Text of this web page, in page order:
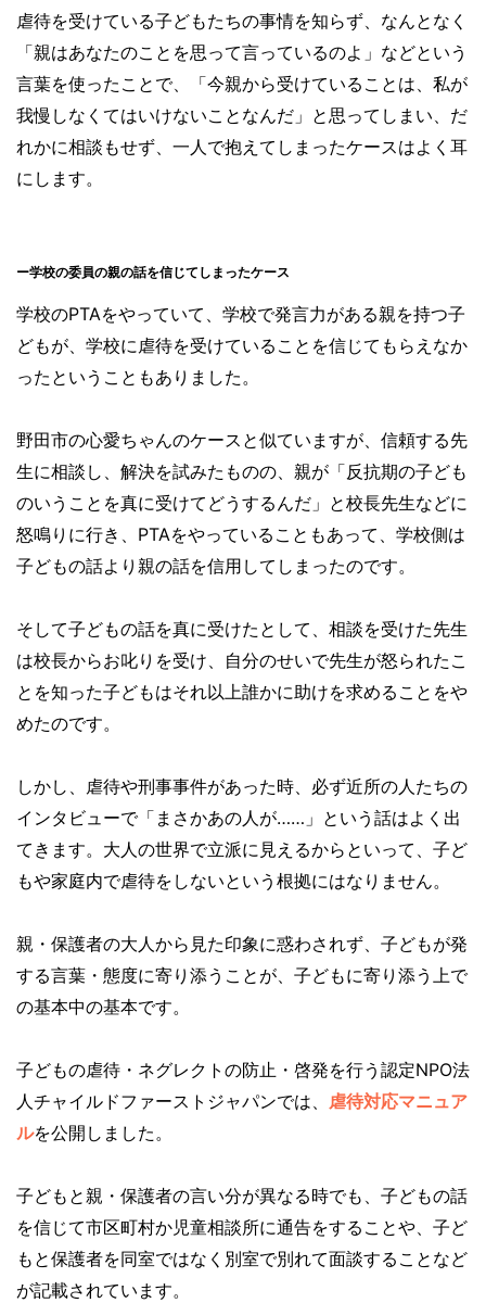
虐待を受けている子どもたちの事情を知らず、なんとなく
「親はあなたのことを思って言っているのよ」などという
言葉を使ったことで、「今親から受けていることは、私が
我慢しなくてはいけないことなんだ」と思ってしまい、だ
れかに相談もせず、一人で抱えてしまったケースはよく耳
にします。
ー学校の委員の親の話を信じてしまったケース
学校のPTAをやっていて、学校で発言力がある親を持つ子
どもが、学校に虐待を受けていることを信じてもらえなか
ったということもありました。
野田市の心愛ちゃんのケースと似ていますが、信頼する先
生に相談し、解決を試みたものの、親が「反抗期の子ども
のいうことを真に受けてどうするんだ」と校長先生などに
怒鳴りに行き、PTAをやっていることもあって、学校側は
子どもの話より親の話を信用してしまったのです。
そして子どもの話を真に受けたとして、相談を受けた先生
は校長からお叱りを受け、自分のせいで先生が怒られたこ
とを知った子どもはそれ以上誰かに助けを求めることをや
めたのです。
しかし、虐待や刑事事件があった時、必ず近所の人たちの
インタビューで「まさかあの人が……」という話はよく出
てきます。大人の世界で立派に見えるからといって、子ど
もや家庭内で虐待をしないという根拠にはなりません。
親・保護者の大人から見た印象に惑わされず、子どもが発
する言葉・態度に寄り添うことが、子どもに寄り添う上で
の基本中の基本です。
子どもの虐待・ネグレクトの防止・啓発を行う認定NPO法
人チャイルドファーストジャパンでは、 虐待対応マニュア
ルを公開しました。
子どもと親・保護者の言い分が異なる時でも、子どもの話
を信じて市区町村か児童相談所に通告をすることや、子ど
もと保護者を同室ではなく別室で別れて面談することなど
が記載されています。